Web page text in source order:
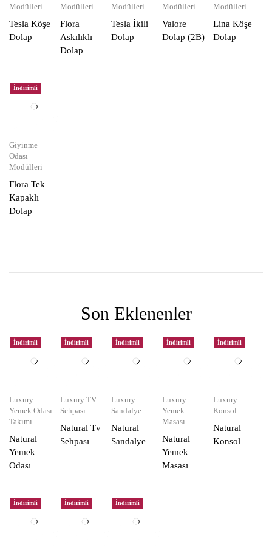
Modülleri
Tesla Köşe
Dolap
Modülleri
Flora
Askılıklı
Dolap
Modülleri
Tesla İkili
Dolap
Modülleri
Valore
Dolap (2B)
Modülleri
Lina Köşe
Dolap
İndirimli
Giyinme
Odası
Modülleri
Flora Tek
Kapaklı
Dolap
Son Eklenenler
İndirimli
Luxury
Yemek Odası
Takımı
Natural
Yemek
Odası
İndirimli
Luxury TV
Sehpası
Natural Tv
Sehpası
İndirimli
Luxury
Sandalye
Natural
Sandalye
İndirimli
Luxury
Yemek
Masası
Natural
Yemek
Masası
İndirimli
Luxury
Konsol
Natural
Konsol
İndirimli İndirimli İndirimli